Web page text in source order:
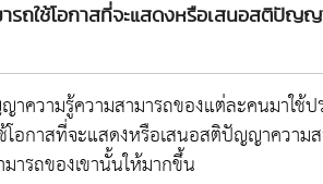
รถใช้โอกาสที่จะแสดงหรือเสนอสติปัญ
าความรู้ความสามารถของแต่ละคนมาใช้
อกาสที่จะแสดงหรือเสนอสติปัญญาความ
รถของเขานั้นให้มากขึ้น